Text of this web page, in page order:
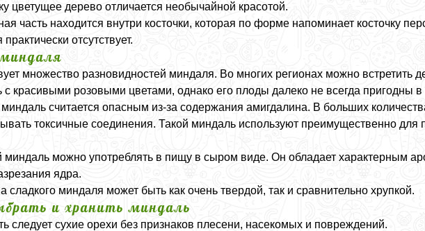
цветущее дерево отличается необычайной красотой.
часть находится внутри косточки, которая по форме напоминает косточку
отсутствует.
множество разновидностей миндаля. Во многих регионах можно встретить
с красивыми розовыми цветами, однако его плоды далеко не всегда пригодны в
миндаль считается опасным из-за содержания амигдалина. В больших
токсичные соединения. Такой миндаль используют преимущественно для
миндаль можно употреблять в пищу в сыром виде. Он обладает характерным
ядра.
сладкого миндаля может быть как очень твердой, так и сравнительно хрупкой.
и хранить миндаль
следует сухие орехи без признаков плесени, насекомых и повреждений.